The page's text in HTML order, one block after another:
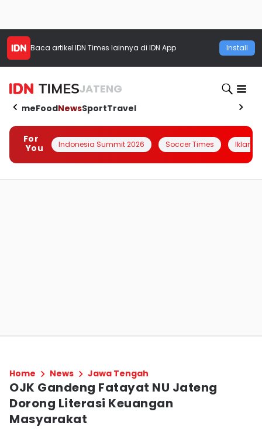
Baca artikel IDN Times lainnya di IDN App Install
JATENG
HomeFoodNewsSportTravel
For
You
Indonesia Summit 2026 Soccer Times Iklanin
Home News Jawa Tengah
OJK Gandeng Fatayat NU Jateng
Dorong Literasi Keuangan
Masyarakat